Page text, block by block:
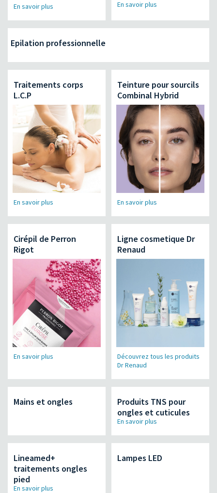
En savoir plus En savoir plus
Epilation professionnelle
Traitements corps
L.C.P
En savoir plus
Teinture pour sourcils
Combinal Hybrid
En savoir plus
Cirépil de Perron
Rigot
En savoir plus
Ligne cosmetique Dr
Renaud
Découvrez tous les produits
Dr Renaud
Mains et ongles
Produits TNS pour
ongles et cuticules
En savoir plus
Lineamed+
traitements ongles
pied
En savoir plus
Lampes LED